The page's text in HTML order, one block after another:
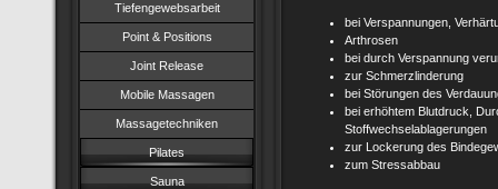
Tiefengewebsarbeit
Point & Positions
Joint Release
Mobile Massagen
Massagetechniken
Pilates
Sauna
bei Verspannungen,
Arthrosen
bei durch Verspannung
zur Schmerzlinderung
bei Störungen des
bei erhöhtem Blutdruck,
Stoffwechselablagerungen
zur Lockerung des
zum Stressabbau